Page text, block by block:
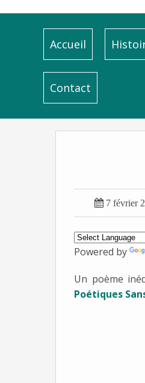
Accueil
Contact
 7 février
Powered by
Un poème
Poétiques